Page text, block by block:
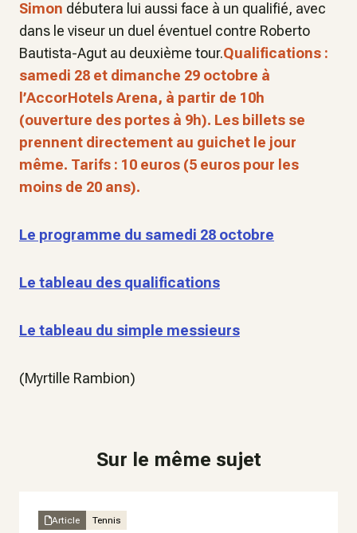
Simon débutera lui aussi face à un qualifié, avec
dans le viseur un duel éventuel contre Roberto
Bautista-Agut au deuxième tour.Qualifications :
samedi 28 et dimanche 29 octobre à
l’AccorHotels Arena, à partir de 10h
(ouverture des portes à 9h). Les billets se
prennent directement au guichet le jour
même. Tarifs : 10 euros (5 euros pour les
moins de 20 ans).
Le programme du samedi 28 octobre
Le tableau des qualifications
Le tableau du simple messieurs
(Myrtille Rambion)
Sur le même sujet
Article Tennis